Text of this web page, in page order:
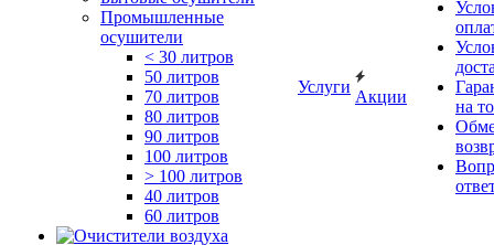
Промышленные
осушители
< 30 литров
50 литров
70 литров
80 литров
90 литров
100 литров
> 100 литров
40 литров
60 литров
Услуги
Акции
на